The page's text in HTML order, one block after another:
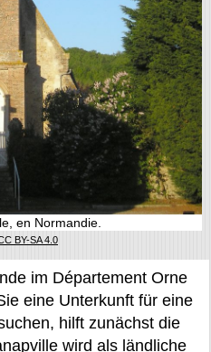
en Normandie.
BY-SA 4.0
im Département Orne
eine Unterkunft für eine
hilft zunächst die
wird als ländliche